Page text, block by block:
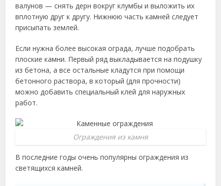
валунов — снять дерн вокруг клумбы и выложить их
вплотную друг к другу. Нижнюю часть камней следует
присыпать землей.
Если нужна более высокая ограда, лучше подобрать
плоские камни. Первый ряд выкладывается на подушку
из бетона, а все остальные кладутся при помощи
бетонного раствора, в который (для прочности)
можно добавить специальный клей для наружных
работ.
Ограждения из камня
В последние годы очень популярны ограждения из
светящихся камней.